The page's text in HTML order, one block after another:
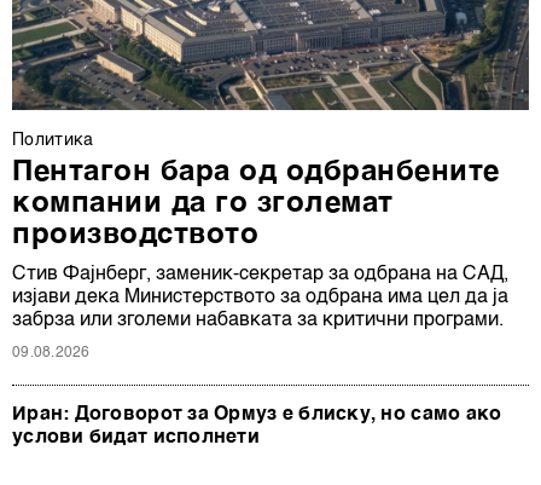
Политика
Пентагон бара од одбранбените
компании да го зголемат
производството
Стив Фајнберг, заменик-секретар за одбрана на САД,
изјави дека Министерството за одбрана има цел да ја
забрза или зголеми набавката за критични програми.
09.08.2026
Иран: Договорот за Ормуз е блиску, но само ако
услови бидат исполнети